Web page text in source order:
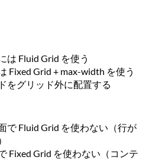
は Fluid Grid を使う
Fixed Grid + max-width を使う
をグリッド外に配置する
で Fluid Grid を使わない（行が
Fixed Grid を使わない（コンテ